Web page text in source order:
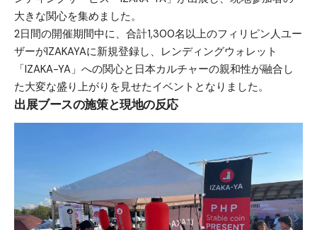
大きな関心を集めました。
2日間の開催期間中に、合計1,300名以上のフィリピン人ユー
ザーがIZAKAYAに新規登録し、レンディングウォレット
「IZAKA-YA」への関心と日本カルチャーの親和性が融合し
た大変な盛り上がりを見せたイベントとなりました。
出展ブースの施策と現地の反応